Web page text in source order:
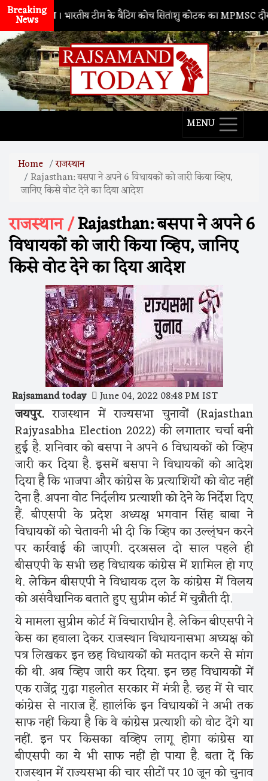
Breaking
News
। भारतीय टीम के बैटिंग कोच सितांशु कोटक का MPMSC दौरा, युवा
MENU
Home राजस्थान
Rajasthan: बसपा ने अपने 6 विधायकों को जारी किया व्हिप,
जानिए किसे वोट देने का दिया आदेश
राजस्थान /Rajasthan: बसपा ने अपने 6
विधायकों को जारी किया व्हिप, जानिए
किसे वोट देने का दिया आदेश
Rajsamand today June 04, 2022 08:48 PM IST
जयपुर. राजस्थान में राज्यसभा चुनावों (Rajasthan
Rajyasabha Election 2022) की लगातार चर्चा बनी
हुई है. शनिवार को बसपा ने अपने 6 विधायकों को व्हिप
जारी कर दिया है. इसमें बसपा ने विधायकों को आदेश
दिया है कि भाजपा और कांग्रेस के प्रत्याशियों को वोट नहीं
देना है. अपना वोट निर्दलीय प्रत्याशी को देने के निर्देश दिए
हैं. बीएसपी के प्रदेश अध्यक्ष भगवान सिंह बाबा ने
विधायकों को चेतावनी भी दी कि व्हिप का उल्ल्ंघन करने
पर कार्रवाई की जाएगी. दरअसल दो साल पहले ही
बीसएपी के सभी छह विधायक कांग्रेस में शामिल हो गए
थे. लेकिन बीसएपी ने विधायक दल के कांग्रेस में विलय
को असंवैधानिक बताते हुए सुप्रीम कोर्ट में चुन्नौती दी.
ये मामला सुप्रीम कोर्ट में विचाराधीन है. लेकिन बीएसपी ने
केस का हवाला देकर राजस्थान विधायनासभा अध्यक्ष को
पत्र लिखकर इन छह विधायकों को मतदान करने से मांग
की थी. अब व्हिप जारी कर दिया. इन छह विधायकों में
एक राजेंद्र गुढ़ा गहलोत सरकार में मंत्री है. छह में से चार
कांग्रेस से नाराज हैं. हाालंकि इन विधायकों ने अभी तक
साफ नहीं किया है कि वे कांग्रेस प्रत्याशी को वोट देंगे या
नहीं. इन पर किसका वव्हिप लागू होगा कांग्रेस या
बीएसपी का ये भी साफ नहीं हो पाया है. बता दें कि
राजस्थान में राज्यसभा की चार सीटों पर 10 जून को चुनाव